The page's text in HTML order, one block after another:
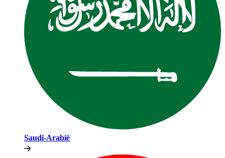
Saudi-Arabië​​